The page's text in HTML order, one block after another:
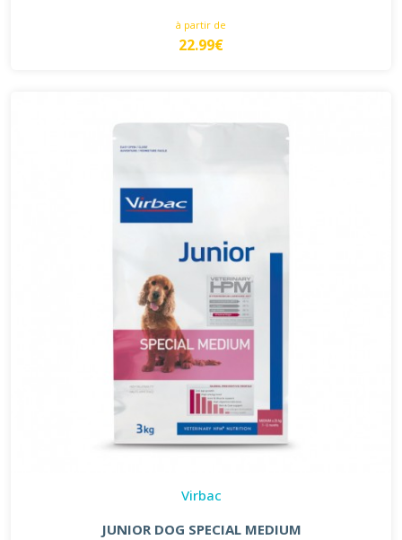
à partir de
22.99€
Virbac
JUNIOR DOG SPECIAL MEDIUM